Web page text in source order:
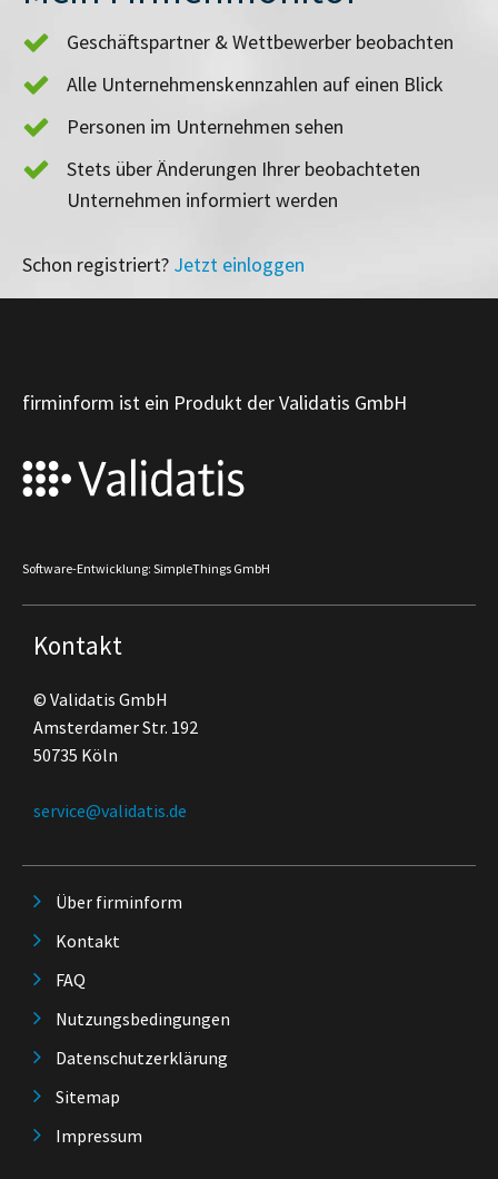
Geschäftspartner & Wettbewerber beobachten
Alle Unternehmenskennzahlen auf einen Blick
Personen im Unternehmen sehen
Stets über Änderungen Ihrer beobachteten
Unternehmen informiert werden
Schon registriert? Jetzt einloggen
firminform ist ein Produkt der Validatis GmbH
Software-Entwicklung: SimpleThings GmbH
Kontakt
© Validatis GmbH
Amsterdamer Str. 192
50735 Köln
service@validatis.de
Über firminform
Kontakt
FAQ
Nutzungsbedingungen
Datenschutzerklärung
Sitemap
Impressum